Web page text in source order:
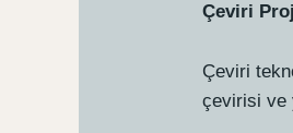
Çeviri
Çeviri
çevirisi ve